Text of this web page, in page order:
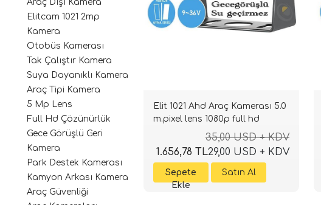
Araç Dışı Kamera
Elitcam 1021 2mp
Kamera
Otobüs Kamerası
Tak Çalıştır Kamera
Suya Dayanıklı Kamera
Araç Tipi Kamera
5 Mp Lens
Full Hd Çözünürlük
Gece Görüşlü Geri
Kamera
Park Destek Kamerası
Kamyon Arkası Kamera
Araç Güvenliği
Elit 1021 Ahd Araç Kamerası 5.0
m.pixel lens 1080p full hd
35,00 USD + KDV
29,00 USD + KDV
1.656,78 TL